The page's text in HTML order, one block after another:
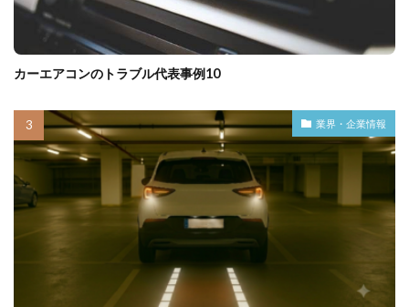
カーエアコンのトラブル代表事例10
業界・企業情報